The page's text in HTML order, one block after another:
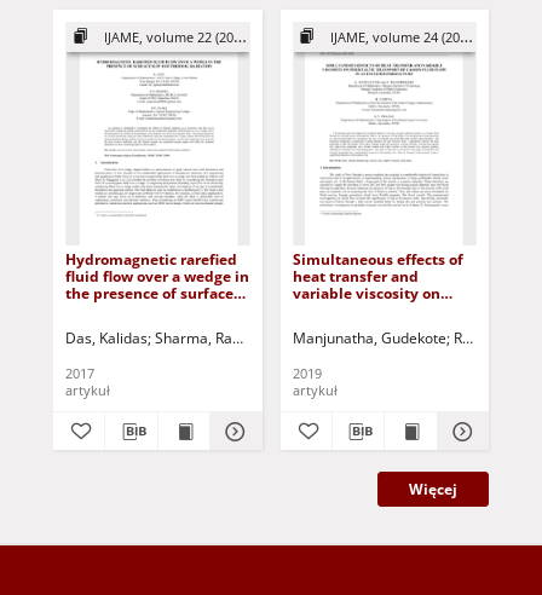
IJAME, volume 22 (2017)
Hydromagnetic rarefied
fluid flow over a wedge in
the presence of surface
Das, Kalidas Sharma, Ramprakash Duari, Pinaki Ranjan Jurczak,
2017
artykuł
IJAME, volume 24 (2019)
Simultaneous effects of
heat transfer and
variable viscosity on
inclined porous tube
Manjunatha, Gudekote
2019
artykuł
Więcej